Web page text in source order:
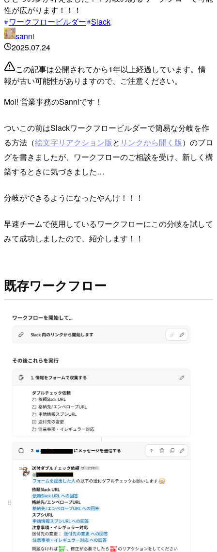
性が広がります！！！
ワークフロービルダー Slack
sanni
2025.07.24
この記事は公開されてから1年以上経過しています。情
報が古い可能性がありますので、ご注意ください。
Moi! 営業事務のSanniです！
ついこの前はSlackワークフロービルダーで簡易な分岐を作
る方法（絵文字リアクション版と リンクから開く版）のブロ
グを書きましたが、ワークフローのご相談を受け、新しく構
築するときに気づきました…
分岐ができるようになったやんけ！！！
早速チームで使用しているワークフローにこの分岐を試して
みて成功しましたので、紹介します！！
既存ワークフロー